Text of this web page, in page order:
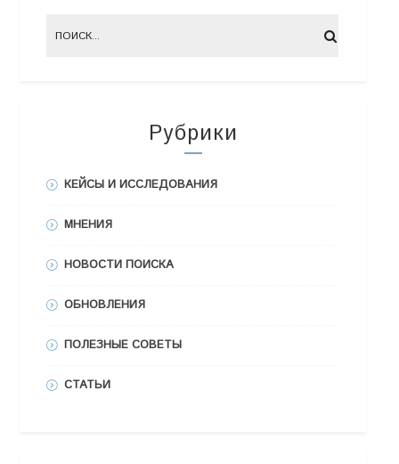
Рубрики
КЕЙСЫ И ИССЛЕДОВАНИЯ
МНЕНИЯ
НОВОСТИ ПОИСКА
ОБНОВЛЕНИЯ
ПОЛЕЗНЫЕ СОВЕТЫ
СТАТЬИ